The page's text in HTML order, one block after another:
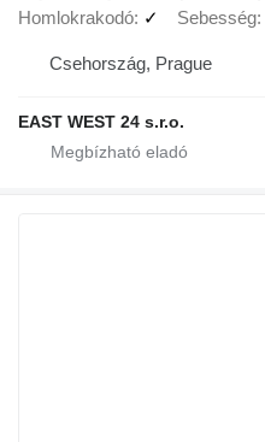
Homlokrakodó ✓ Sebesség
Csehország, Prague
EAST WEST 24 s.r.o.